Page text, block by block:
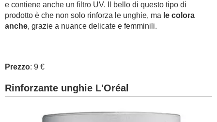
e contiene anche un filtro UV. Il bello di questo tipo di
prodotto è che non solo rinforza le unghie, ma le colora
anche, grazie a nuance delicate e femminili.
Prezzo: 9 €
Rinforzante unghie L'Oréal